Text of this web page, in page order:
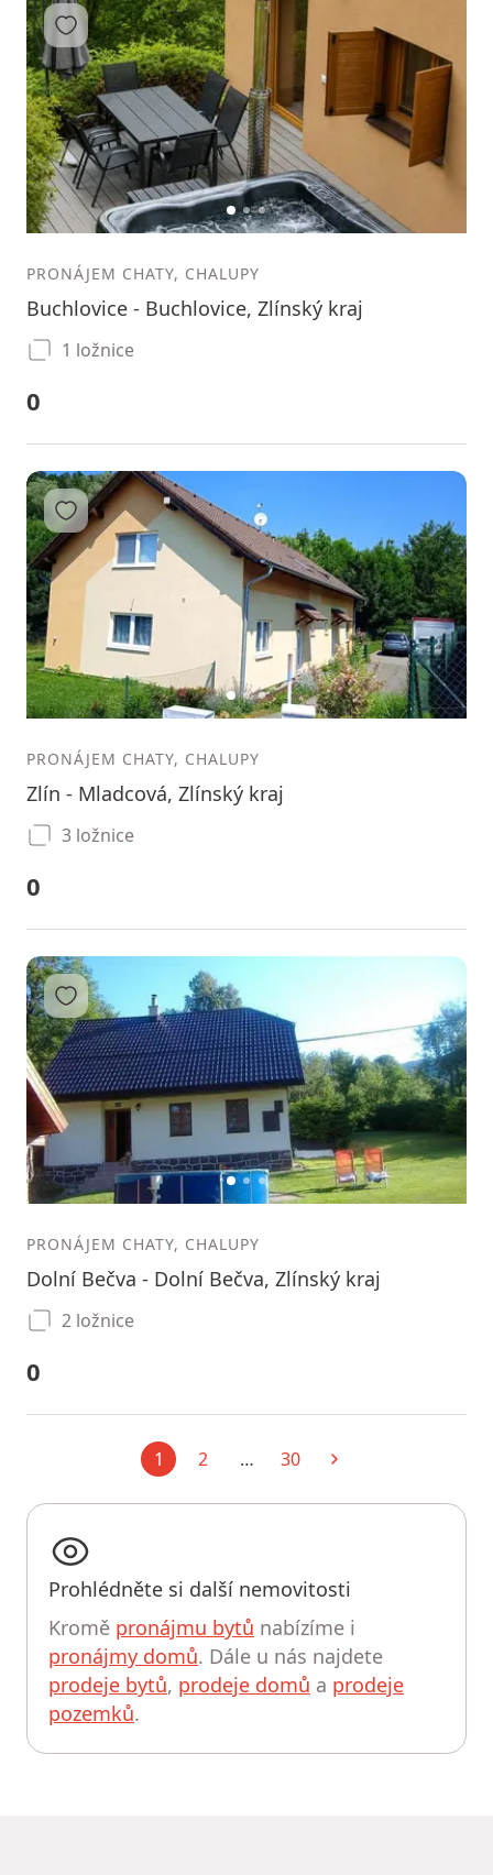
UPRAVIT HLEDÁNÍ
12 3
Přidat do oblíbených
PRONÁJEM CHATY, CHALUPY
Buchlovice - Buchlovice, Zlínský kraj
1 ložnice
0
12 3
Přidat do oblíbených
PRONÁJEM CHATY, CHALUPY
Zlín - Mladcová, Zlínský kraj
3 ložnice
0
12 3
Přidat do oblíbených
PRONÁJEM CHATY, CHALUPY
Dolní Bečva - Dolní Bečva, Zlínský kraj
2 ložnice
0
1Aktuální
2 … 30 Další
Prohlédněte si další nemovitosti
Kromě pronájmu bytů nabízíme i
pronájmy domů. Dále u nás najdete
prodeje bytů, prodeje domů a prodeje
pozemků.